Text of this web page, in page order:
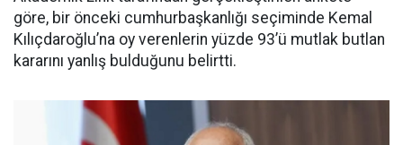
göre, bir önceki cumhurbaşkanlığı seçiminde Kemal
Kılıçdaroğlu’na oy verenlerin yüzde 93’ü mutlak butlan
kararını yanlış bulduğunu belirtti.